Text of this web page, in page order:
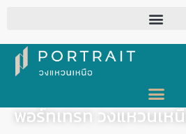
พอร์ทเทรท วงแหวนเห